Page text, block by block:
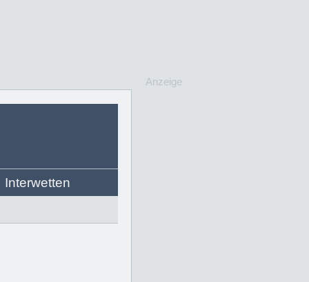
Interwetten
Anzeige